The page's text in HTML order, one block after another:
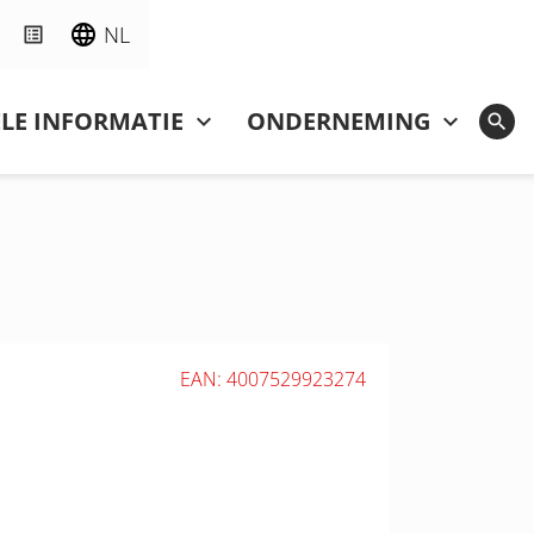
NL
INFORMATIE ONDERNEMING
EAN: 4007529923274